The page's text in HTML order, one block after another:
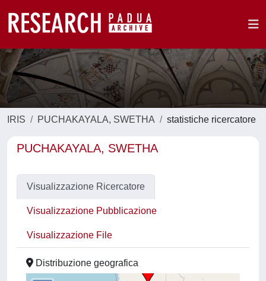
IRIS PUCHAKAYALA, SWETHA statistiche ricercatore
PUCHAKAYALA, SWETHA
Visualizzazione Ricercatore
Visualizzazione Pubblicazione
Visualizzazione File
Distribuzione geografica